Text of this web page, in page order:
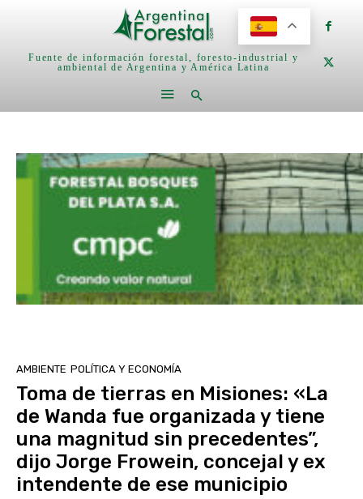
Fuente de información forestal, foresto-industrial y
ambiental de Argentina y América Latina
AMBIENTE POLÍTICA Y ECONOMÍA
Toma de tierras en Misiones: «La
de Wanda fue organizada y tiene
una magnitud sin precedentes”,
dijo Jorge Frowein, concejal y ex
intendente de ese municipio